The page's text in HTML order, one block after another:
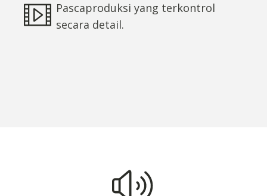
Pascaproduksi yang terkontrol
secara detail.